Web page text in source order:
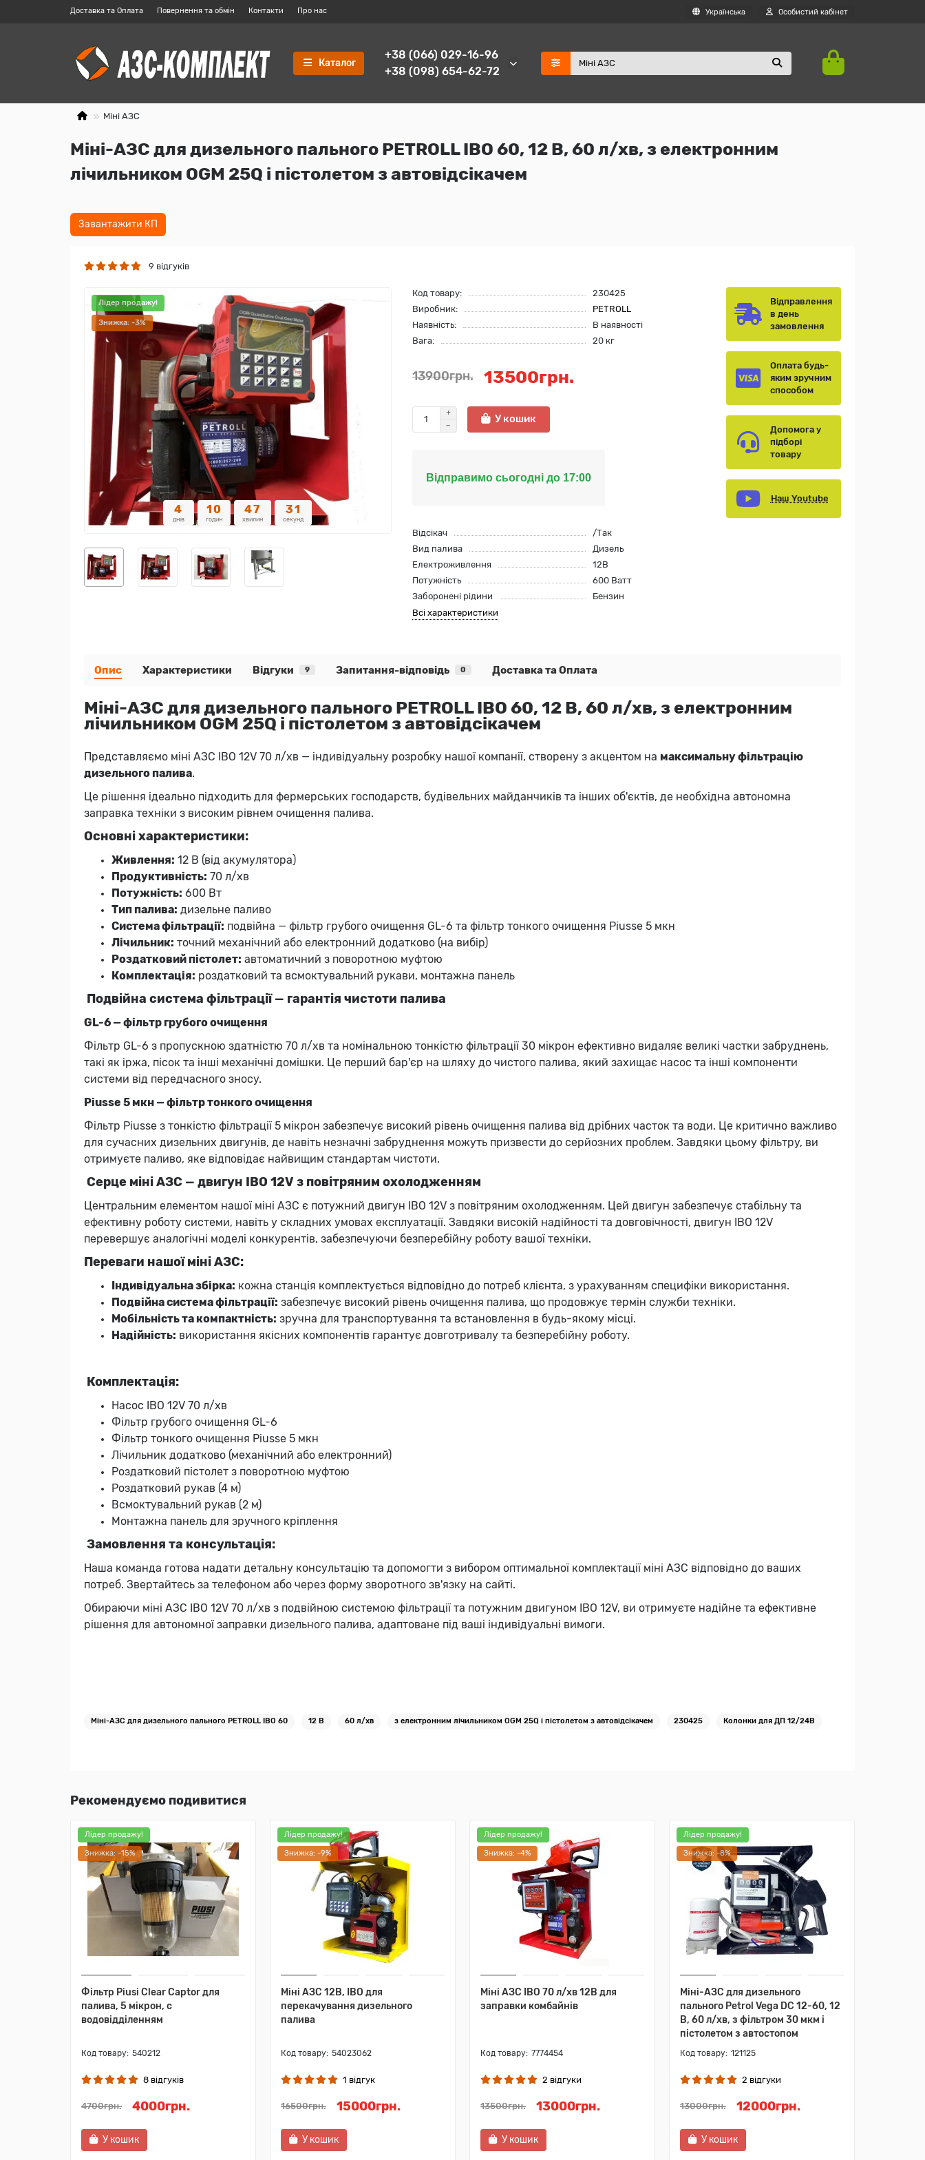
Доставка та Оплата Повернення та обмін Контакти Про нас Українська Особистий кабінет
Каталог
+38 (066) 029-16-96
+38 (098) 654-62-72
Міні АЗС
Міні-АЗС для дизельного пального PETROLL IBO 60, 12 В, 60 л/хв, з електронним
лічильником OGM 25Q і пістолетом з автовідсікачем
Завантажити КП
9 відгуків
Лідер продажу!
Знижка: -3%
4
днів
10
годин
47
хвилин
30
секунд
Код товару:
230425
Виробник:
PETROLL
Наявність:
В наявності
Вага:
20 кг
13900грн. 13500грн.
У кошик
Відправимо сьогодні до 17:00
Відсікач
/Так
Вид палива
Дизель
Електроживлення
12В
Потужність
600 Ватт
Заборонені рідини
Бензин
Всі характеристики
Відправлення
в день
замовлення
Оплата будь-
яким зручним
способом
Допомога у
підборі
товару
Наш Youtube
Опис Характеристики Відгуки 9 Запитання-відповідь 0 Доставка та Оплата
Міні-АЗС для дизельного пального PETROLL IBO 60, 12 В, 60 л/хв, з електронним
лічильником OGM 25Q і пістолетом з автовідсікачем
Представляємо міні АЗС IBO 12V 70 л/хв — індивідуальну розробку нашої компанії, створену з акцентом на максимальну фільтрацію
дизельного палива.
Це рішення ідеально підходить для фермерських господарств, будівельних майданчиків та інших об'єктів, де необхідна автономна
заправка техніки з високим рівнем очищення палива.
Основні характеристики:
Живлення: 12 В (від акумулятора)
Продуктивність: 70 л/хв
Потужність: 600 Вт
Тип палива: дизельне паливо
Система фільтрації: подвійна — фільтр грубого очищення GL-6 та фільтр тонкого очищення Piusse 5 мкн
Лічильник: точний механічний або електронний додатково (на вибір)
Роздатковий пістолет: автоматичний з поворотною муфтою
Комплектація: роздатковий та всмоктувальний рукави, монтажна панель
Подвійна система фільтрації — гарантія чистоти палива
GL-6 — фільтр грубого очищення
Фільтр GL-6 з пропускною здатністю 70 л/хв та номінальною тонкістю фільтрації 30 мікрон ефективно видаляє великі частки забруднень,
такі як іржа, пісок та інші механічні домішки. Це перший бар'єр на шляху до чистого палива, який захищає насос та інші компоненти
системи від передчасного зносу.
Piusse 5 мкн — фільтр тонкого очищення
Фільтр Piusse з тонкістю фільтрації 5 мікрон забезпечує високий рівень очищення палива від дрібних часток та води. Це критично важливо
для сучасних дизельних двигунів, де навіть незначні забруднення можуть призвести до серйозних проблем. Завдяки цьому фільтру, ви
отримуєте паливо, яке відповідає найвищим стандартам чистоти.
Серце міні АЗС — двигун IBO 12V з повітряним охолодженням
Центральним елементом нашої міні АЗС є потужний двигун IBO 12V з повітряним охолодженням. Цей двигун забезпечує стабільну та
ефективну роботу системи, навіть у складних умовах експлуатації. Завдяки високій надійності та довговічності, двигун IBO 12V
перевершує аналогічні моделі конкурентів, забезпечуючи безперебійну роботу вашої техніки.
Переваги нашої міні АЗС:
Індивідуальна збірка: кожна станція комплектується відповідно до потреб клієнта, з урахуванням специфіки використання.
Подвійна система фільтрації: забезпечує високий рівень очищення палива, що продовжує термін служби техніки.
Мобільність та компактність: зручна для транспортування та встановлення в будь-якому місці.
Надійність: використання якісних компонентів гарантує довготривалу та безперебійну роботу.
Комплектація:
Насос IBO 12V 70 л/хв
Фільтр грубого очищення GL-6
Фільтр тонкого очищення Piusse 5 мкн
Лічильник додатково (механічний або електронний)
Роздатковий пістолет з поворотною муфтою
Роздатковий рукав (4 м)
Всмоктувальний рукав (2 м)
Монтажна панель для зручного кріплення
Замовлення та консультація:
Наша команда готова надати детальну консультацію та допомогти з вибором оптимальної комплектації міні АЗС відповідно до ваших
потреб. Звертайтесь за телефоном або через форму зворотного зв'язку на сайті.
Обираючи міні АЗС IBO 12V 70 л/хв з подвійною системою фільтрації та потужним двигуном IBO 12V, ви отримуєте надійне та ефективне
рішення для автономної заправки дизельного палива, адаптоване під ваші індивідуальні вимоги.
Міні-АЗС для дизельного пального PETROLL IBO 60 12 В 60 л/хв з електронним лічильником OGM 25Q і пістолетом з автовідсікачем 230425 Колонки для ДП 12/24В
Рекомендуємо подивитися
Лідер продажу!
Знижка: -15%
Фільтр Piusi Clear Captor для
палива, 5 мікрон, c
водовідділенням
540212
8 відгуків
4700грн. 4000грн.
У кошик
Лідер продажу!
Знижка: -9%
Міні АЗС 12В, IBO для
перекачування дизельного
палива
54023062
1 відгук
16500грн. 15000грн.
У кошик
Лідер продажу!
Знижка: -4%
Міні АЗС IBO 70 л/хв 12В для
заправки комбайнів
7774454
2 відгуки
13500грн. 13000грн.
У кошик
Лідер продажу!
Знижка: -8%
Міні-АЗС для дизельного
пального Petrol Vega DC 12-60, 12
В, 60 л/хв, з фільтром 30 мкм і
пістолетом з автостопом
121125
2 відгуки
13000грн. 12000грн.
У кошик